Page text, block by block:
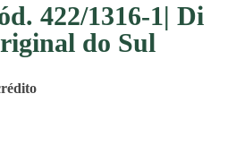
422/1316-1| Di
do Sul